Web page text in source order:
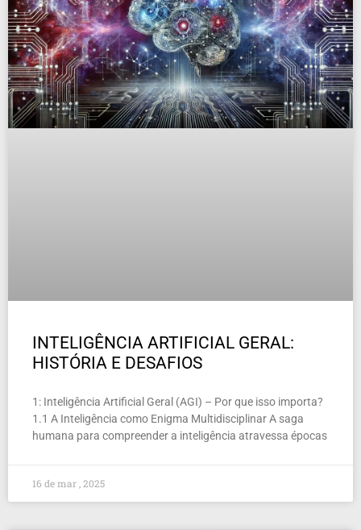
INTELIGÊNCIA ARTIFICIAL GERAL:
HISTÓRIA E DESAFIOS
1: Inteligência Artificial Geral (AGI) – Por que isso importa?
1.1 A Inteligência como Enigma Multidisciplinar A saga
humana para compreender a inteligência atravessa épocas
16 de mar , 2025